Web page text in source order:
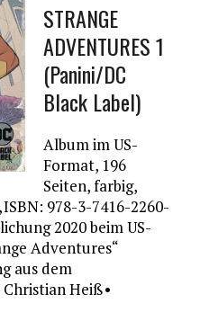
STRANGE
ADVENTURES 1
(Panini/DC
Black Label)
Album im US-
Format, 196
Seiten, farbig,
ISBN: 978-3-7416-2260-
2020 beim US-
Adventures“
aus dem
Heiß •